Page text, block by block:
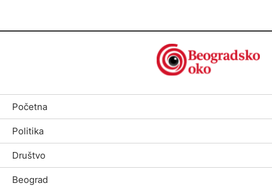
Početna
Politika
Društvo
Beograd